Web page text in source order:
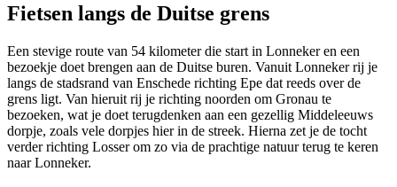
Fietsen langs de Duitse grens
Een stevige route van 54 kilometer die start in Lonneker en een
bezoekje doet brengen aan de Duitse buren. Vanuit Lonneker rij je
langs de stadsrand van Enschede richting Epe dat reeds over de
grens ligt. Van hieruit rij je richting noorden om Gronau te
bezoeken, wat je doet terugdenken aan een gezellig Middeleeuws
dorpje, zoals vele dorpjes hier in de streek. Hierna zet je de tocht
verder richting Losser om zo via de prachtige natuur terug te keren
naar Lonneker.